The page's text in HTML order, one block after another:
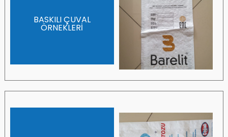
BASKILI ÇUVAL
ÖRNEKLERİ